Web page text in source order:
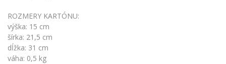
ROZMERY KARTÓNU:
výška: 15 cm
šírka: 21,5 cm
dĺžka: 31 cm
váha: 0,5 kg